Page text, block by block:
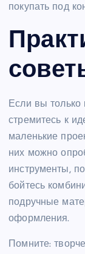
покупать под
Если вы только
стремитесь к
маленькие
них можно
инструменты,
бойтесь
подручные
оформления.
Помните: